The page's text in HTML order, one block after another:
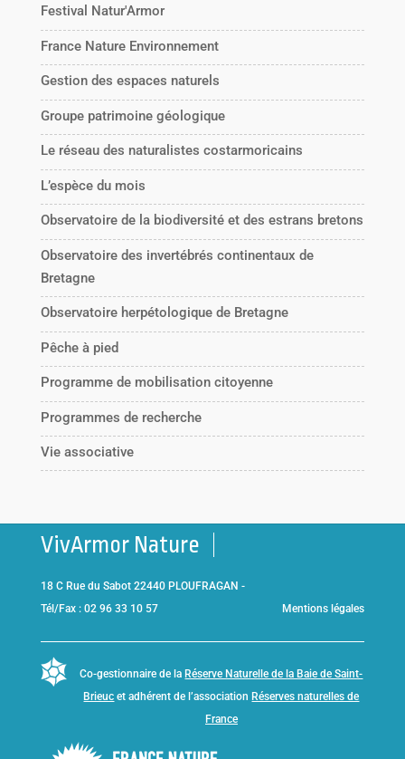
Festival Natur'Armor
France Nature Environnement
Gestion des espaces naturels
Groupe patrimoine géologique
Le réseau des naturalistes costarmoricains
L’espèce du mois
Observatoire de la biodiversité et des estrans bretons
Observatoire des invertébrés continentaux de
Bretagne
Observatoire herpétologique de Bretagne
Pêche à pied
Programme de mobilisation citoyenne
Programmes de recherche
Vie associative
VivArmor Nature
18 C Rue du Sabot 22440 PLOUFRAGAN -
Tél/Fax : 02 96 33 10 57
Mentions légales
Co-gestionnaire de la Réserve Naturelle de la Baie de Saint-
Brieuc et adhérent de l’association Réserves naturelles de
France